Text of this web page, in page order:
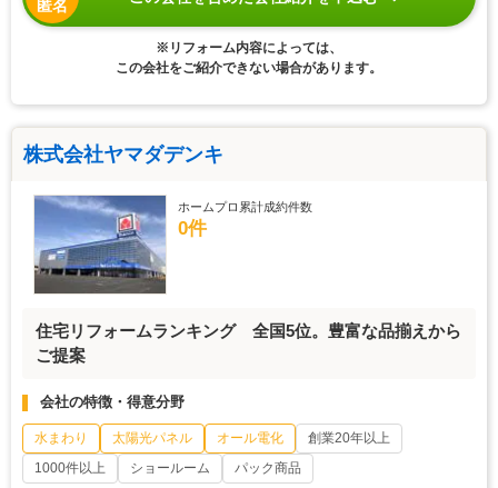
匿名
※リフォーム内容によっては、
この会社をご紹介できない場合があります。
株式会社ヤマダデンキ
ホームプロ累計成約件数
0件
住宅リフォームランキング 全国5位。豊富な品揃えから
ご提案
会社の特徴・得意分野
水まわり 太陽光パネル オール電化
創業20年以上
1000件以上
ショールーム パック商品